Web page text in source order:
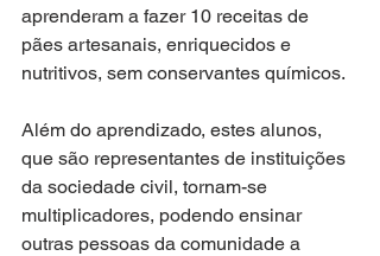
aprenderam a fazer 10 receitas de
pães artesanais, enriquecidos e
nutritivos, sem conservantes químicos.
Além do aprendizado, estes alunos,
que são representantes de instituições
da sociedade civil, tornam-se
multiplicadores, podendo ensinar
outras pessoas da comunidade a